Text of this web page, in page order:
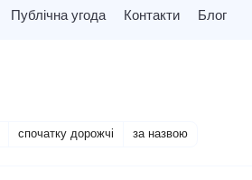
Публічна угода Контакти Блог
спочатку дорожчі за назвою